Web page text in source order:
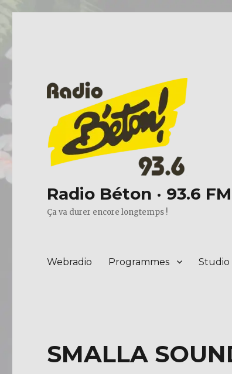
Radio Béton · 93.6 FM
Ça va durer encore longtemps !
Webradio Programmes Studio
SMALLA